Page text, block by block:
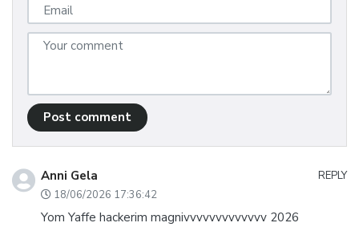
Post comment
Anni Gela
18/06/2026 17:36:42
Yom Yaffe hackerim magnivvvvvvvvvvvvv 2026
REPLY